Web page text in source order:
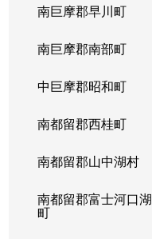
南巨摩郡早川町
南巨摩郡南部町
中巨摩郡昭和町
南都留郡西桂町
南都留郡山中湖村
南都留郡富士河口湖
町